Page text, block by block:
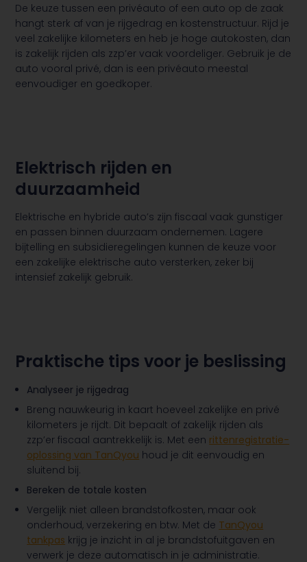
De keuze tussen een privéauto of een auto op de zaak
hangt sterk af van je rijgedrag en kostenstructuur. Rijd je
veel zakelijke kilometers en heb je hoge autokosten, dan
is zakelijk rijden als zzp’er vaak voordeliger. Gebruik je de
auto vooral privé, dan is een privéauto meestal
eenvoudiger en goedkoper.
Elektrisch rijden en
duurzaamheid
Elektrische en hybride auto’s zijn fiscaal vaak gunstiger
en passen binnen duurzaam ondernemen. Lagere
bijtelling en subsidieregelingen kunnen de keuze voor
een zakelijke elektrische auto versterken, zeker bij
intensief zakelijk gebruik.
Praktische tips voor je beslissing
Analyseer je rijgedrag
Breng nauwkeurig in kaart hoeveel zakelijke en privé
kilometers je rijdt. Dit bepaalt of zakelijk rijden als
zzp’er fiscaal aantrekkelijk is. Met een rittenregistratie-
oplossing van TanQyou houd je dit eenvoudig en
sluitend bij.
Bereken de totale kosten
Vergelijk niet alleen brandstofkosten, maar ook
onderhoud, verzekering en btw. Met de TanQyou
tankpas krijg je inzicht in al je brandstofuitgaven en
verwerk je deze automatisch in je administratie.